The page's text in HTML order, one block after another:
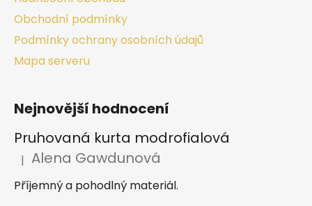
Obchodní podmínky
Podmínky ochrany osobních údajů
Mapa serveru
Nejnovější hodnocení
Pruhovaná kurta modrofialová
Hodnocení produktu je 5 z 5 hvězdiček.
| Alena Gawdunová
Příjemný a pohodlný materiál.